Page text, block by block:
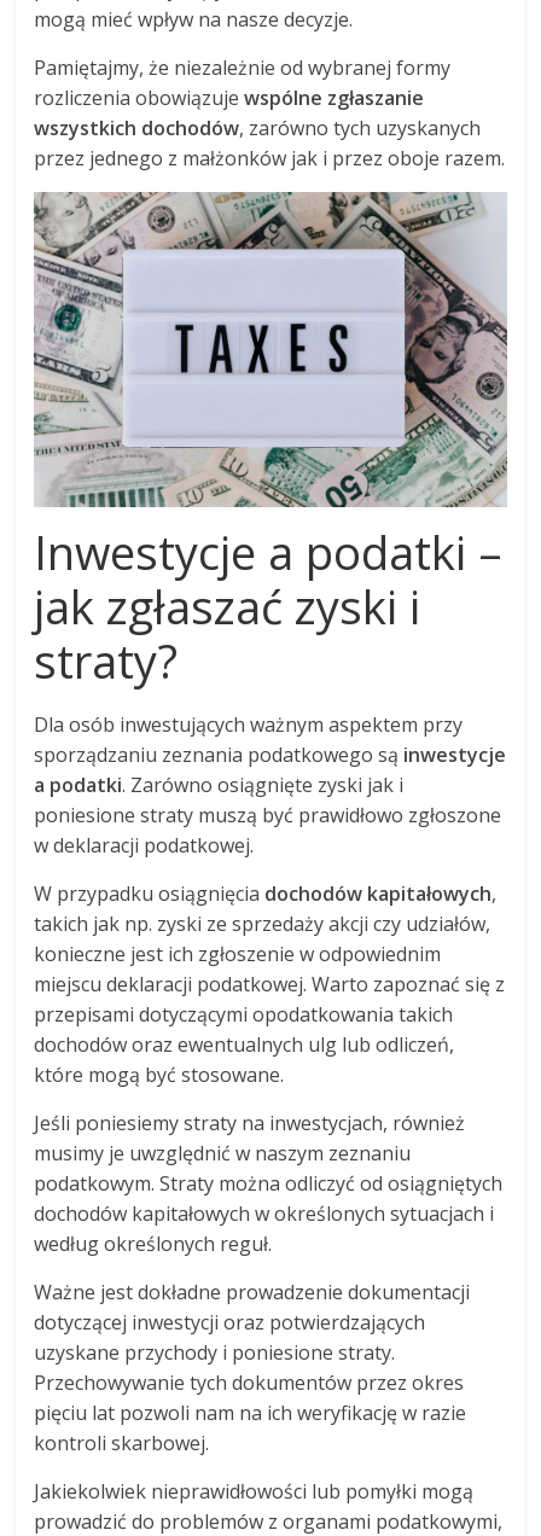
mogą mieć wpływ na nasze decyzje.
Pamiętajmy, że niezależnie od wybranej formy
rozliczenia obowiązujewspólne zgłaszanie
wszystkich dochodów, zarówno tych uzyskanych
przez jednego z małżonków jak i przez oboje razem.
Inwestycje a podatki –
jak zgłaszać zyski i
straty?
Dla osób inwestujących ważnym aspektem przy
sporządzaniu zeznania podatkowego są inwestycje
a podatki. Zarówno osiągnięte zyski jak i
poniesione straty muszą być prawidłowo zgłoszone
w deklaracji podatkowej.
W przypadku osiągnięcia dochodów kapitałowych,
takich jak np. zyski ze sprzedaży akcji czy udziałów,
konieczne jest ich zgłoszenie w odpowiednim
miejscu deklaracji podatkowej. Warto zapoznać się z
przepisami dotyczącymi opodatkowania takich
dochodów oraz ewentualnych ulg lub odliczeń,
które mogą być stosowane.
Jeśli poniesiemy straty na inwestycjach, również
musimy je uwzględnić w naszym zeznaniu
podatkowym. Straty można odliczyć od osiągniętych
dochodów kapitałowych w określonych sytuacjach i
według określonych reguł.
Ważne jest dokładne prowadzenie dokumentacji
dotyczącej inwestycji oraz potwierdzających
uzyskane przychody i poniesione straty.
Przechowywanie tych dokumentów przez okres
pięciu lat pozwoli nam na ich weryfikację w razie
kontroli skarbowej.
Jakiekolwiek nieprawidłowości lub pomyłki mogą
prowadzić do problemów z organami podatkowymi,